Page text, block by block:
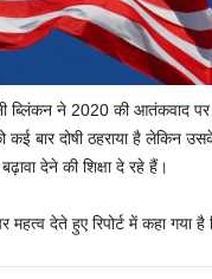
ब्‍लिंकन ने 2020 की आतंकवाद
बार दोषी ठहराया है लेकिन
देने की शिक्षा दे रहे हैं।
महत्‍व देते हुए रिपोर्ट में कहा